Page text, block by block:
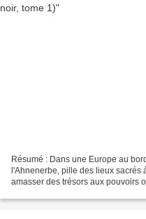
Résumé : Dans une Europe au
l'Ahnenerbe, pille des lieux sacrés
amasser des trésors aux pouvoirs